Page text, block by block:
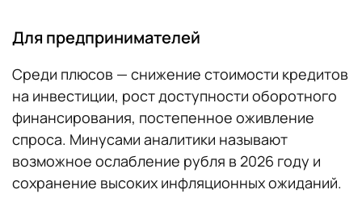
Для предпринимателей
Среди плюсов — снижение стоимости кредитов
на инвестиции, рост доступности оборотного
финансирования, постепенное оживление
спроса. Минусами аналитики называют
возможное ослабление рубля в 2026 году и
сохранение высоких инфляционных ожиданий.